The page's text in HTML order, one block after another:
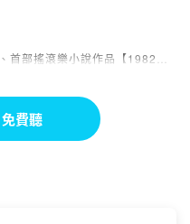
首部搖滾樂小說作品【1982】
令什麼事啊？】麥浩斯(城邦)出
音樂頻道總監。
城市人的心。讓疲勞的感官，獲
整收聽所有精彩節目。
費聽